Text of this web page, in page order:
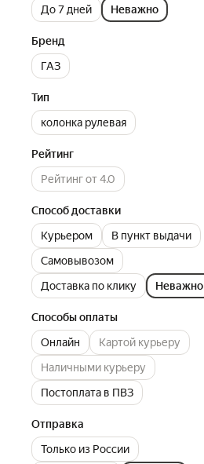
До 7 дней
Неважно
Бренд
ГАЗ
Тип
колонка рулевая
Рейтинг
Рейтинг от 4.0
Способ доставки
Курьером
В пункт выдачи
Самовывозом
Доставка по клику
Неважно
Способы оплаты
Онлайн
Картой курьеру
Наличными курьеру
Постоплата в ПВЗ
Отправка
Только из России